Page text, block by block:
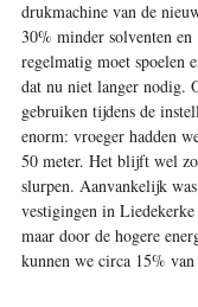
drukmachine van de
30% minder solventen
regelmatig moet spoelen
dat nu niet langer nodig.
gebruiken tijdens de
enorm: vroeger hadden
50 meter. Het blijft wel
slurpen. Aanvankelijk
vestigingen in
maar door de hogere
kunnen we circa 15%